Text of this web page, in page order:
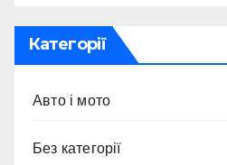
Категорії
Авто і мото
Без категорії